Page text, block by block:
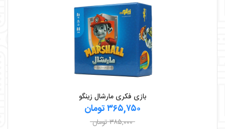
بازی فکری مارشال زینگو
۳۶۵,۷۵۰ تومان
۳۸۵,۰۰۰ تومان